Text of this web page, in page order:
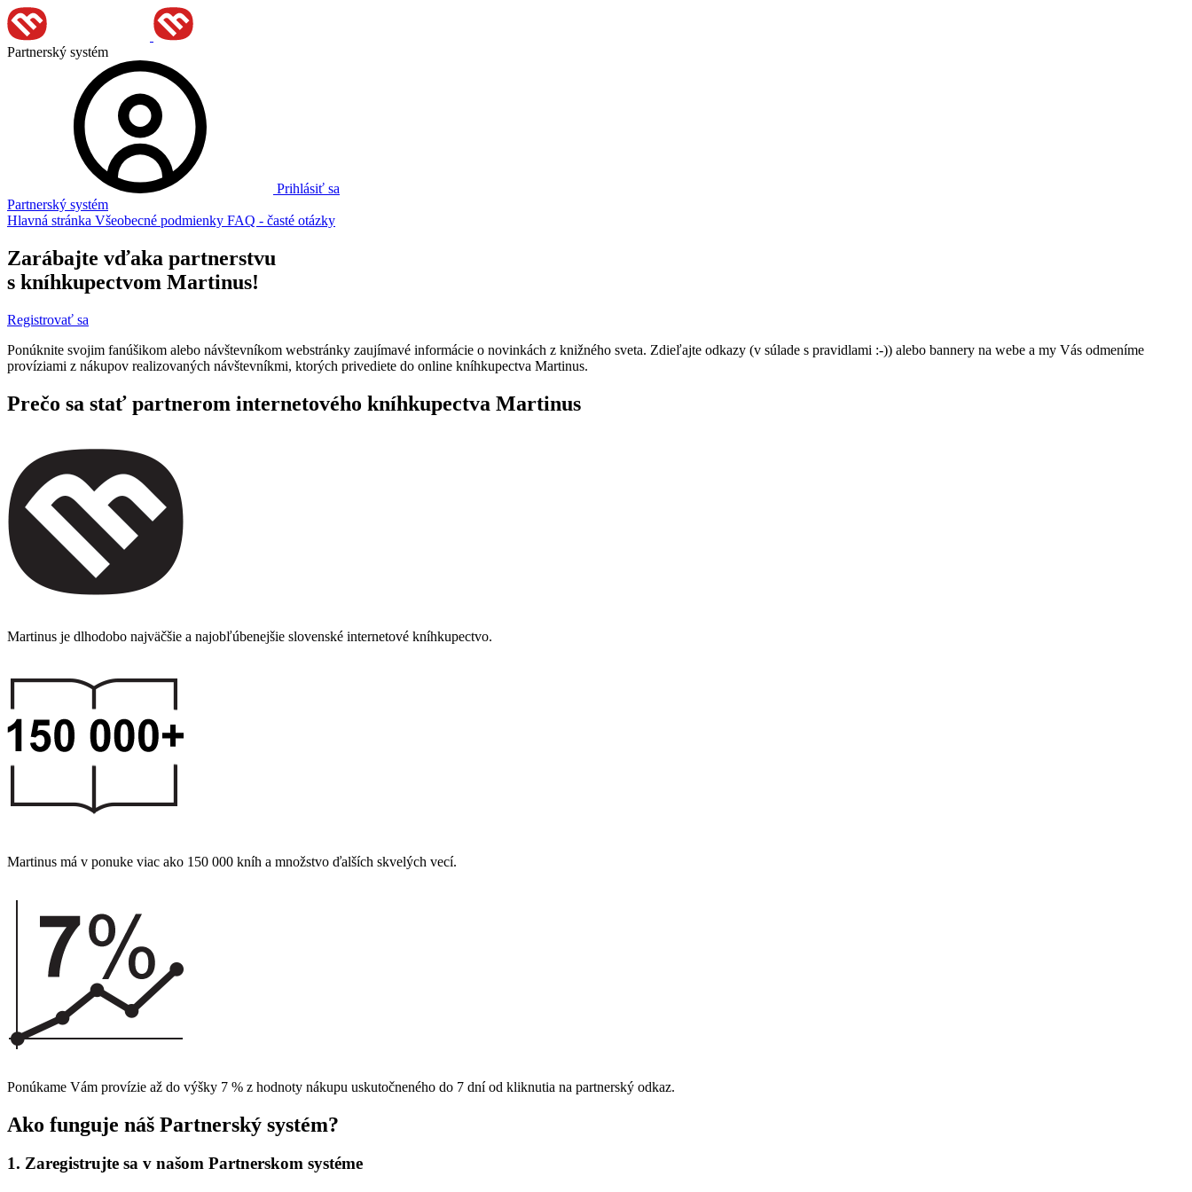
Partnerský systém
Prihlásiť sa
Partnerský systém
Hlavná stránka Všeobecné podmienky FAQ - časté otázky
Zarábajte vďaka partnerstvu
s kníhkupectvom Martinus!
Registrovať sa
Ponúknite svojim fanúšikom alebo návštevníkom webstránky zaujímavé informácie o novinkách z knižného sveta. Zdieľajte odkazy (v súlade s pravidlami :-)) alebo bannery na webe a my Vás odmeníme
províziami z nákupov realizovaných návštevníkmi, ktorých privediete do online kníhkupectva Martinus.
Prečo sa stať partnerom internetového kníhkupectva Martinus
Martinus je dlhodobo najväčšie a najobľúbenejšie slovenské internetové kníhkupectvo.
Martinus má v ponuke viac ako 150 000 kníh a množstvo ďalších skvelých vecí.
Ponúkame Vám provízie až do výšky 7 % z hodnoty nákupu uskutočneného do 7 dní od kliknutia na partnerský odkaz.
Ako funguje náš Partnerský systém?
1. Zaregistrujte sa v našom Partnerskom systéme